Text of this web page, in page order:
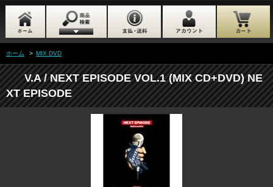
ホーム > MIX DVD
V.A / NEXT EPISODE VOL.1 (MIX CD+DVD) NE
XT EPISODE